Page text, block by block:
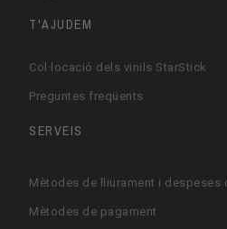
T'AJUDEM
Col·locació dels vinils StarStick
Preguntes freqüents
SERVEIS
Mètodes de lliurament i despeses
Mètodes de pagament